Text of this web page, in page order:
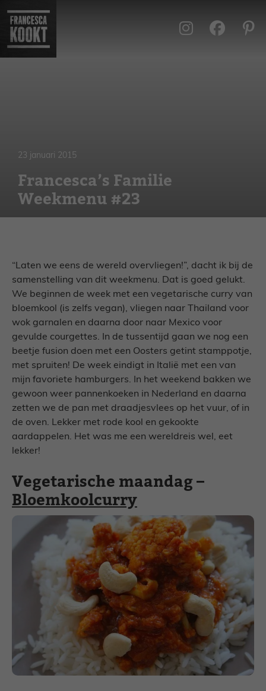
naar
inhoud
23 januari 2015
Francesca’s Familie
Weekmenu #23
“Laten we eens de wereld overvliegen!”, dacht ik bij de
samenstelling van dit weekmenu. Dat is goed gelukt.
We beginnen de week met een vegetarische curry van
bloemkool (is zelfs vegan), vliegen naar Thailand voor
wok garnalen en daarna door naar Mexico voor
gevulde courgettes. In de tussentijd gaan we nog een
beetje fusion doen met een Oosters getint stamppotje,
met spruiten! De week eindigt in Italië met een van
mijn favoriete hamburgers. In het weekend bakken we
gewoon weer pannenkoeken in Nederland en daarna
zetten we de pan met draadjesvlees op het vuur, of in
de oven. Lekker met rode kool en gekookte
aardappelen. Het was me een wereldreis wel, eet
lekker!
Vegetarische maandag –
Bloemkoolcurry